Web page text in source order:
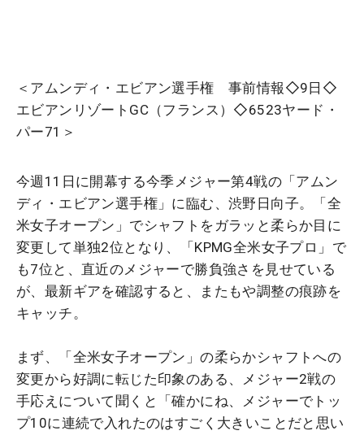
＜アムンディ・エビアン選手権 事前情報◇9日◇
エビアンリゾートGC（フランス）◇6523ヤード・
パー71＞
今週11日に開幕する今季メジャー第4戦の「アムン
ディ・エビアン選手権」に臨む、渋野日向子。「全
米女子オープン」でシャフトをガラッと柔らか目に
変更して単独2位となり、「KPMG全米女子プロ」で
も7位と、直近のメジャーで勝負強さを見せている
が、最新ギアを確認すると、またもや調整の痕跡を
キャッチ。
まず、「全米女子オープン」の柔らかシャフトへの
変更から好調に転じた印象のある、メジャー2戦の
手応えについて聞くと「確かにね、メジャーでトッ
プ10に連続で入れたのはすごく大きいことだと思い